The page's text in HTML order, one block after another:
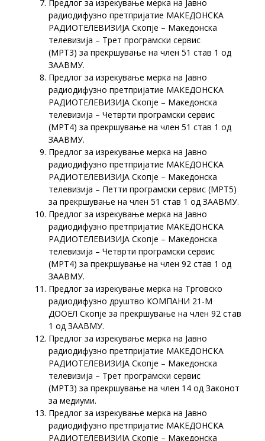
Предлог за изрекување мерка на Јавно
радиодифузно претпријатие МАКЕДОНСКА
РАДИОТЕЛЕВИЗИЈА Скопје – Македонска
телевизија – Трет програмски сервис
(МРТ3) за прекршување на член 51 став 1 од
ЗААВМУ.
Предлог за изрекување мерка на Јавно
радиодифузно претпријатие МАКЕДОНСКА
РАДИОТЕЛЕВИЗИЈА Скопје – Македонска
телевизија – Четврти програмски сервис
(МРТ4) за прекршување на член 51 став 1 од
ЗААВМУ.
Предлог за изрекување мерка на Јавно
радиодифузно претпријатие МАКЕДОНСКА
РАДИОТЕЛЕВИЗИЈА Скопје – Македонска
телевизија – Петти програмски сервис (МРТ5)
за прекршување на член 51 став 1 од ЗААВМУ.
Предлог за изрекување мерка на Јавно
радиодифузно претпријатие МАКЕДОНСКА
РАДИОТЕЛЕВИЗИЈА Скопје – Македонска
телевизија – Четврти програмски сервис
(МРТ4) за прекршување на член 92 став 1 од
ЗААВМУ.
Предлог за изрекување мерка на Трговско
радиодифузно друштво КОМПАНИ 21-М
ДООЕЛ Скопје за прекршување на член 92 став
1 од ЗААВМУ.
Предлог за изрекување мерка на Јавно
радиодифузно претпријатие МАКЕДОНСКА
РАДИОТЕЛЕВИЗИЈА Скопје – Македонска
телевизија – Трет програмски сервис
(МРТ3) за прекршување на член 14 од Законот
за медиуми.
Предлог за изрекување мерка на Јавно
радиодифузно претпријатие МАКЕДОНСКА
РАДИОТЕЛЕВИЗИЈА Скопје – Македонска